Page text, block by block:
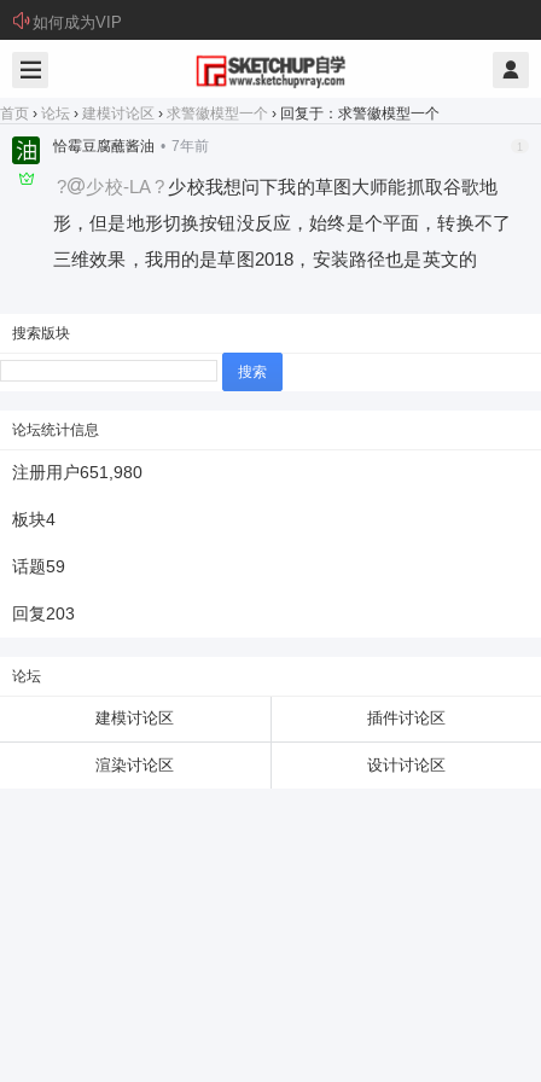
如何成为VIP
首页 › 论坛 › 建模讨论区 › 求警徽模型一个 › 回复于：求警徽模型一个
恰霉豆腐蘸酱油 • 7年前 1
? 少校-LA? 少校我想问下我的草图大师能抓取谷歌地
形，但是地形切换按钮没反应，始终是个平面，转换不了
三维效果，我用的是草图2018，安装路径也是英文的
搜索版块
搜
索：
论坛统计信息
注册用户651,980
板块4
话题59
回复203
论坛
建模讨论区 插件讨论区
渲染讨论区 设计讨论区